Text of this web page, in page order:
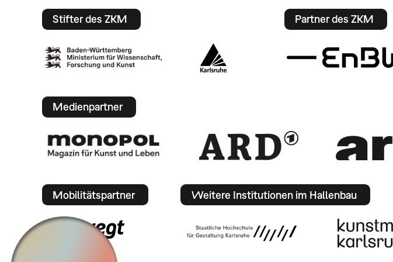
Stifter des ZKM Partner des ZKM
Medienpartner
Mobilitätspartner Weitere Institutionen im Hallenbau